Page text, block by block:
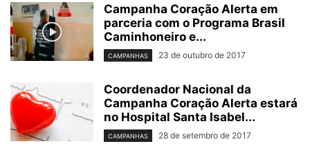
Campanha Coração Alerta em
parceria com o Programa Brasil
Caminhoneiro e...
CAMPANHAS 23 de outubro de 2017
Coordenador Nacional da
Campanha Coração Alerta estará
no Hospital Santa Isabel...
CAMPANHAS 28 de setembro de 2017